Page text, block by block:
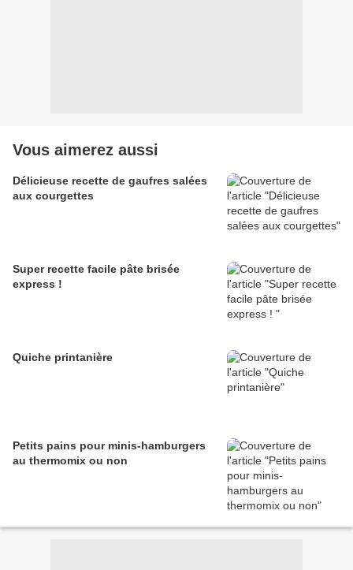
Vous aimerez aussi
Délicieuse recette de gaufres salées
aux courgettes
Super recette facile pâte brisée
express !
Quiche printanière
Petits pains pour minis-hamburgers
au thermomix ou non